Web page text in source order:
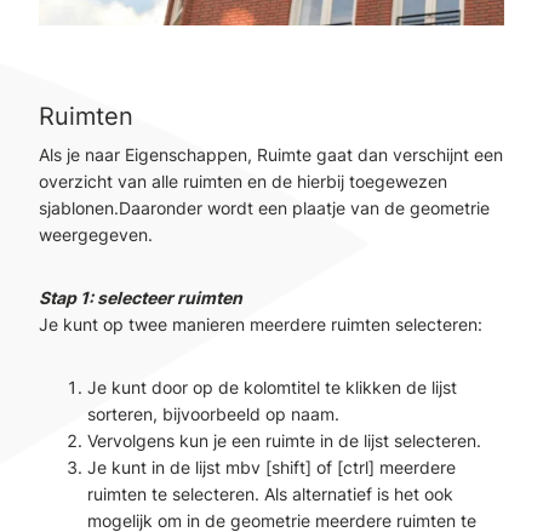
Ruimten
Als je naar Eigenschappen, Ruimte gaat dan verschijnt een
overzicht van alle ruimten en de hierbij toegewezen
sjablonen.Daaronder wordt een plaatje van de geometrie
weergegeven.
Stap 1: selecteer ruimten
Je kunt op twee manieren meerdere ruimten selecteren:
Je kunt door op de kolomtitel te klikken de lijst
sorteren, bijvoorbeeld op naam.
Vervolgens kun je een ruimte in de lijst selecteren.
Je kunt in de lijst mbv [shift] of [ctrl] meerdere
ruimten te selecteren. Als alternatief is het ook
mogelijk om in de geometrie meerdere ruimten te